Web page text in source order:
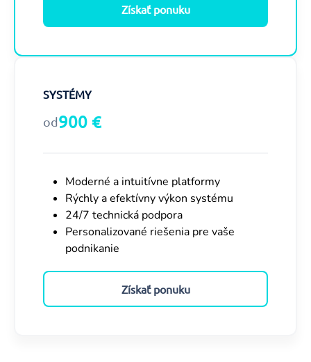
Získať ponuku
SYSTÉMY
od900 €
Moderné a intuitívne platformy
Rýchly a efektívny výkon systému
24/7 technická podpora
Personalizované riešenia pre vaše
podnikanie
Získať ponuku